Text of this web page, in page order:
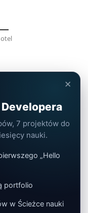
×
Developera
7 projektów do
nauki.
„Hello
portfolio
w Ścieżce nauki